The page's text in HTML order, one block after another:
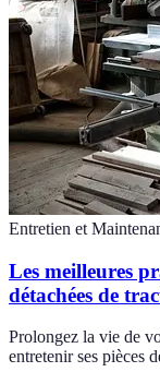
Entretien et
Les meilleures
détachées de
Prolongez la vie de
entretenir ses pièces